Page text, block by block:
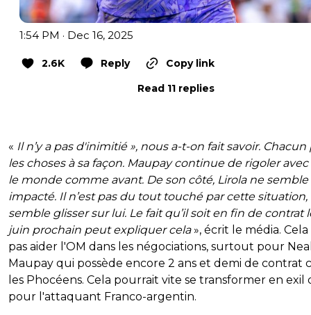
1:54 PM · Dec 16, 2025
2.6K Reply
Copy link
Read 11 replies
« Il n’y a pas d'inimitié », nous a-t-on fait savoir.
les choses à sa façon. Maupay continue de rigoler
le monde comme avant. De son côté, Lirola ne semble
impacté. Il n’est pas du tout touché par cette situation,
semble glisser sur lui. Le fait qu’il soit en fin de contrat
juin prochain peut expliquer cela», écrit le média. Cela
pas aider l'OM dans les négociations, surtout pour
Maupay qui possède encore 2 ans et demi de contrat
les Phocéens. Cela pourrait vite se transformer en exil
pour l'attaquant Franco-argentin.